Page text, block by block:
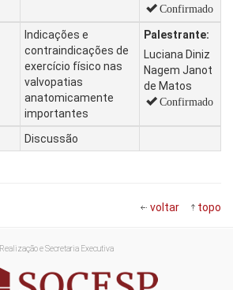
Confirmado
Indicações e
contraindicações de
exercício físico nas
valvopatias
anatomicamente
importantes
Palestrante:
Luciana Diniz
Nagem Janot
de Matos
Confirmado
Discussão
voltar topo
Realização e Secretaria Executiva